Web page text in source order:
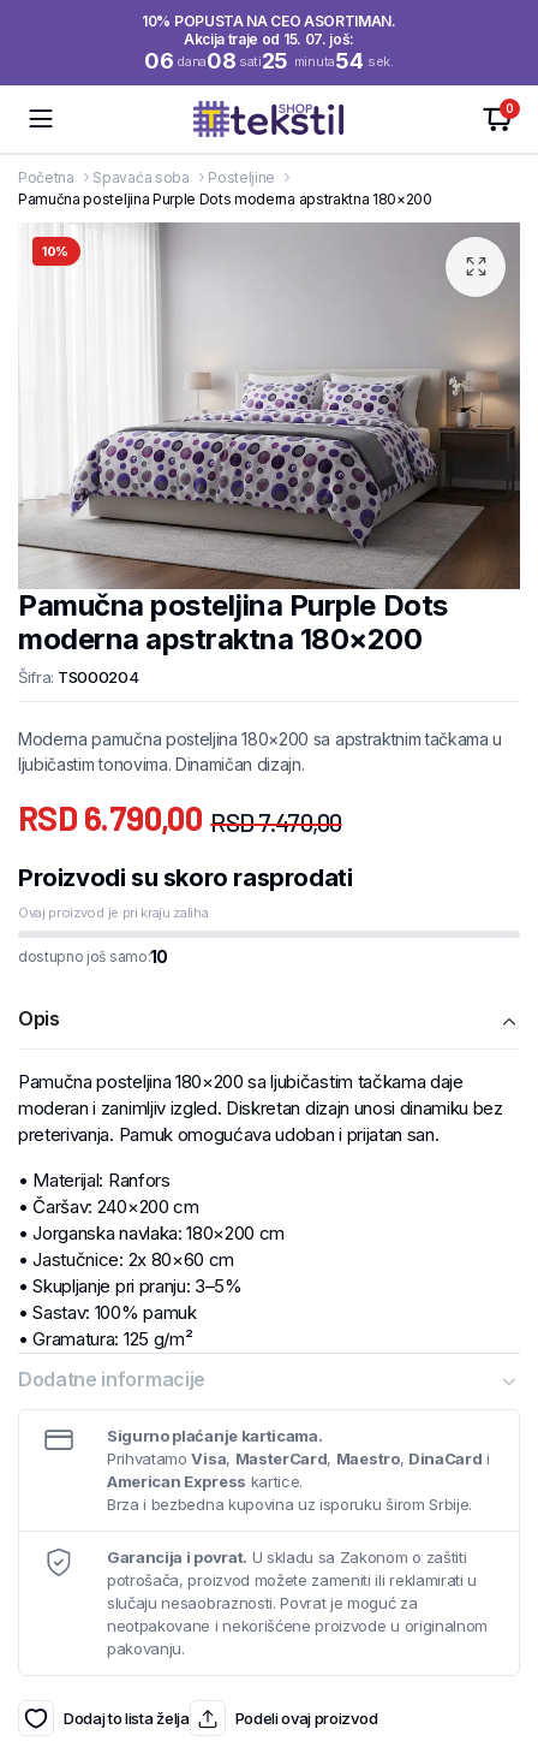
10% POPUSTA NA CEO ASORTIMAN.
Akcija traje od 15. 07. još:
06 dana08 sati25 minuta54 sek.
0
Početna Spavaća soba
Posteljine
Pamučna posteljina Purple Dots moderna apstraktna 180×200
10%
Pamučna posteljina Purple Dots
moderna apstraktna 180×200
Šifra: TS000204
Moderna pamučna posteljina 180×200 sa apstraktnim tačkama u
ljubičastim tonovima. Dinamičan dizajn.
RSD7.470,00
RSD 6.790,00
Proizvodi su skoro rasprodati
Ovaj proizvod je pri kraju zaliha
dostupno još samo:10
Opis
Pamučna posteljina 180×200 sa ljubičastim tačkama daje
moderan i zanimljiv izgled. Diskretan dizajn unosi dinamiku bez
preterivanja. Pamuk omogućava udoban i prijatan san.
• Materijal: Ranfors
• Čaršav: 240×200 cm
• Jorganska navlaka: 180×200 cm
• Jastučnice: 2x 80×60 cm
• Skupljanje pri pranju: 3–5%
• Sastav: 100% pamuk
• Gramatura: 125 g/m²
Dodatne informacije
Sigurno plaćanje karticama.
PrihvatamoVisa, MasterCard, Maestro, DinaCard i
American Express kartice.
Brza i bezbedna kupovina uz isporuku širom Srbije.
Garancija i povrat. U skladu sa Zakonom o zaštiti
potrošača, proizvod možete zameniti ili reklamirati u
slučaju nesaobraznosti. Povrat je moguć za
neotpakovane i nekorišćene proizvode u originalnom
pakovanju.
Dodaj to lista želja Podeli ovaj proizvod